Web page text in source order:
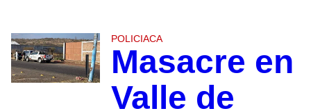
POLICIACA
Masacre en
Valle de